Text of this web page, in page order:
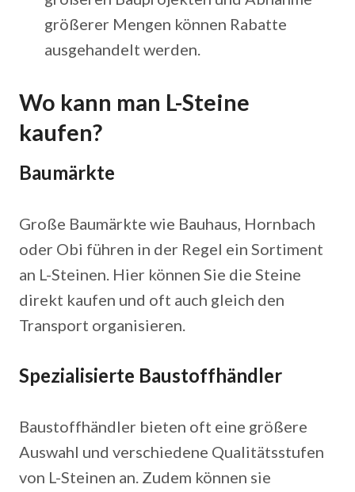
größerer Mengen können Rabatte
ausgehandelt werden.
Wo kann man L-Steine
kaufen?
Baumärkte
Große Baumärkte wie Bauhaus, Hornbach
oder Obi führen in der Regel ein Sortiment
an L-Steinen. Hier können Sie die Steine
direkt kaufen und oft auch gleich den
Transport organisieren.
Spezialisierte Baustoffhändler
Baustoffhändler bieten oft eine größere
Auswahl und verschiedene Qualitätsstufen
von L-Steinen an. Zudem können sie